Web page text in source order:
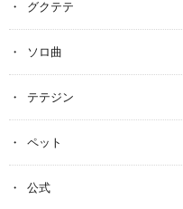
グクテテ
ソロ曲
テテジン
ペット
公式